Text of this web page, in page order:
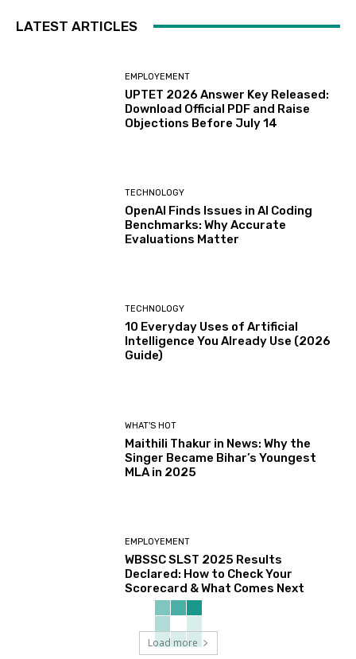
LATEST ARTICLES
EMPLOYEMENT
UPTET 2026 Answer Key Released:
Download Official PDF and Raise
Objections Before July 14
TECHNOLOGY
OpenAI Finds Issues in AI Coding
Benchmarks: Why Accurate
Evaluations Matter
TECHNOLOGY
10 Everyday Uses of Artificial
Intelligence You Already Use (2026
Guide)
WHAT'S HOT
Maithili Thakur in News: Why the
Singer Became Bihar’s Youngest
MLA in 2025
EMPLOYEMENT
WBSSC SLST 2025 Results
Declared: How to Check Your
Scorecard & What Comes Next
Load more